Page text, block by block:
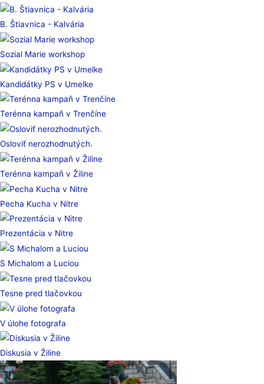
B. Štiavnica - Kalvária
Sozial Marie workshop
Kandidátky PS v Umelke
Terénna kampaň v Trenčíne
Osloviť nerozhodnutých.
Terénna kampaň v Žiline
Pecha Kucha v Nitre
Prezentácia v Nitre
S Michalom a Luciou
Tesne pred tlačovkou
V úlohe fotografa
Diskusia v Žiline